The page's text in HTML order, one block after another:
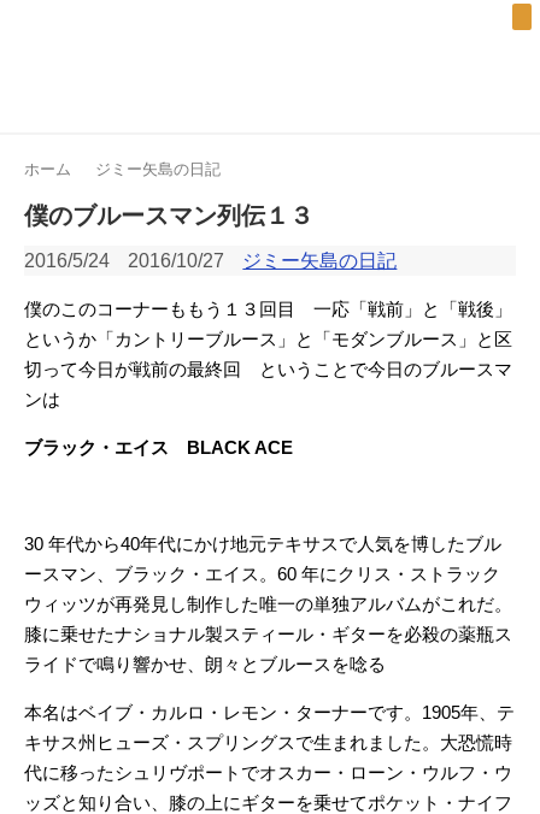
ホーム ジミー矢島の日記
僕のブルースマン列伝１３
2016/5/24 2016/10/27 ジミー矢島の日記
僕のこのコーナーももう１３回目 一応「戦前」と「戦後」
というか「カントリーブルース」と「モダンブルース」と区
切って今日が戦前の最終回 ということで今日のブルースマ
ンは
ブラック・エイス BLACK ACE
30 年代から40年代にかけ地元テキサスで人気を博したブル
ースマン、ブラック・エイス。60 年にクリス・ストラック
ウィッツが再発見し制作した唯一の単独アルバムがこれだ。
膝に乗せたナショナル製スティール・ギターを必殺の薬瓶ス
ライドで鳴り響かせ、朗々とブルースを唸る
本名はベイブ・カルロ・レモン・ターナーです。1905年、テ
キサス州ヒューズ・スプリングスで生まれました。大恐慌時
代に移ったシュリヴポートでオスカー・ローン・ウルフ・ウ
ッズと知り合い、膝の上にギターを乗せてポケット・ナイフ